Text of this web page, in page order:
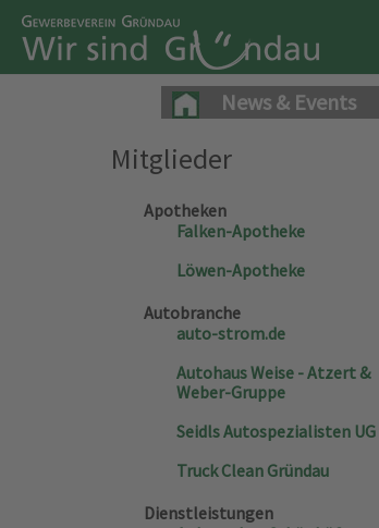
News & Events
Mitglieder
Apotheken
Falken-Apotheke
Löwen-Apotheke
Autobranche
auto-strom.de
Autohaus Weise - Atzert &
Weber-Gruppe
Seidls Autospezialisten UG
Truck Clean Gründau
Dienstleistungen